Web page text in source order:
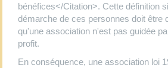
bénéfices</Citation>. Cette définition
démarche de ces personnes doit être
qu'une association n'est pas guidée
profit.
En conséquence, une association loi